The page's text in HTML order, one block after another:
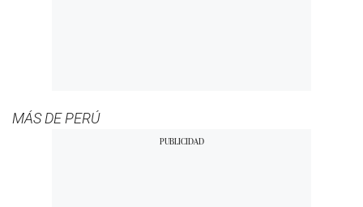
MÁS DE PERÚ